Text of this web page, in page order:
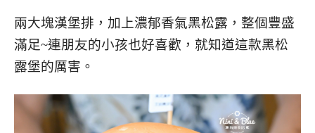
兩大塊漢堡排，加上濃郁香氣黑松露，整個豐盛
滿足~連朋友的小孩也好喜歡，就知道這款黑松
露堡的厲害。